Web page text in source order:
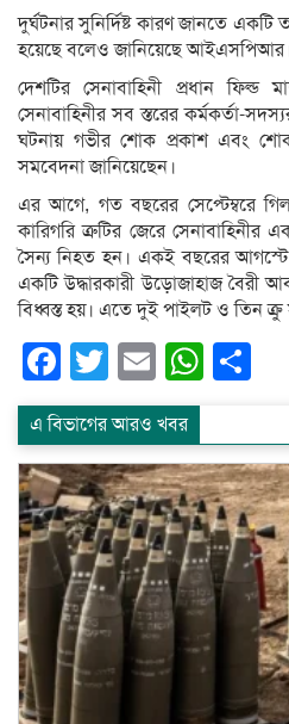
দুর্ঘটনার সুনির্দিষ্ট কারণ জানতে একটি
হয়েছে বলেও জানিয়েছে
দেশটির সেনাবাহিনী প্রধান
সেনাবাহিনীর সব স্তরের কর্মকর্তা-
ঘটনায় গভীর শোক প্রকাশ এবং
সমবেদনা জানিয়েছেন।
এর আগে, গত বছরের সেপ্টেম্বরে
কারিগরি ত্রুটির জেরে সেনাবাহিনীর
সৈন্য নিহত হন। একই বছরের
একটি উদ্ধারকারী উড়োজাহাজ বৈরী
বিধ্বস্ত হয়। এতে দুই পাইলট ও তিন ক্রু
Facebook
Twitter
Email
এ বিভাগের আরও খবর